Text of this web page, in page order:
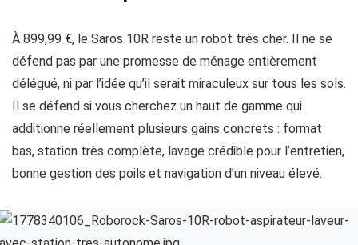
À 899,99 €, le Saros 10R reste un robot très cher. Il ne se
défend pas par une promesse de ménage entièrement
délégué, ni par l’idée qu’il serait miraculeux sur tous les sols.
Il se défend si vous cherchez un haut de gamme qui
additionne réellement plusieurs gains concrets : format
bas, station très complète, lavage crédible pour l’entretien,
bonne gestion des poils et navigation d’un niveau élevé.